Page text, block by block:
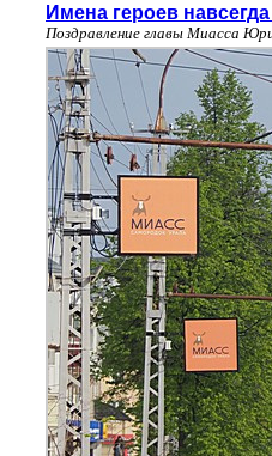
Имена героев
Поздравление главы Миасса